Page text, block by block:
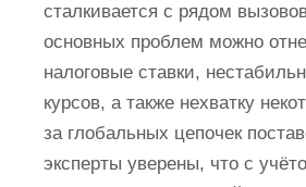
сталкивается с рядом
основных проблем можно
налоговые ставки,
курсов, а также нехватку
за глобальных цепочек
эксперты уверены, что с